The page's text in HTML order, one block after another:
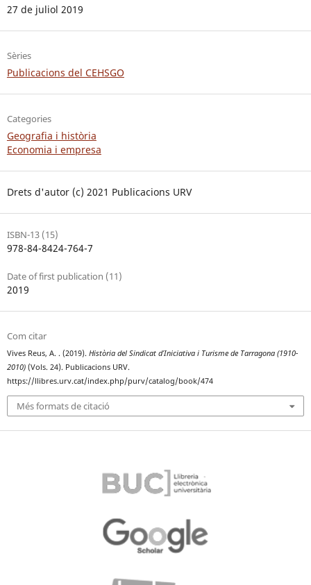
27 de juliol 2019
Sèries
Publicacions del CEHSGO
Categories
Geografia i història
Economia i empresa
Drets d'autor (c) 2021 Publicacions URV
ISBN-13 (15)
978-84-8424-764-7
Date of first publication (11)
2019
Com citar
Vives Reus, A. . (2019). Història del Sindicat d’Iniciativa i Turisme de Tarragona (1910-
2010)(Vols. 24). Publicacions URV.
https://llibres.urv.cat/index.php/purv/catalog/book/474
Més formats de citació